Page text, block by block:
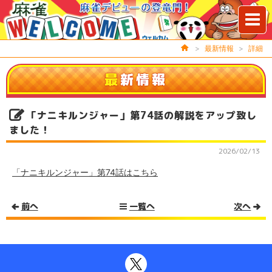
> 最新情報 > 詳細
最新情報
「ナニキルンジャー」第74話の解説をアップ致し
ました！
2026/02/13
「ナニキルンジャー」第74話はこちら
前へ 一覧へ 次へ